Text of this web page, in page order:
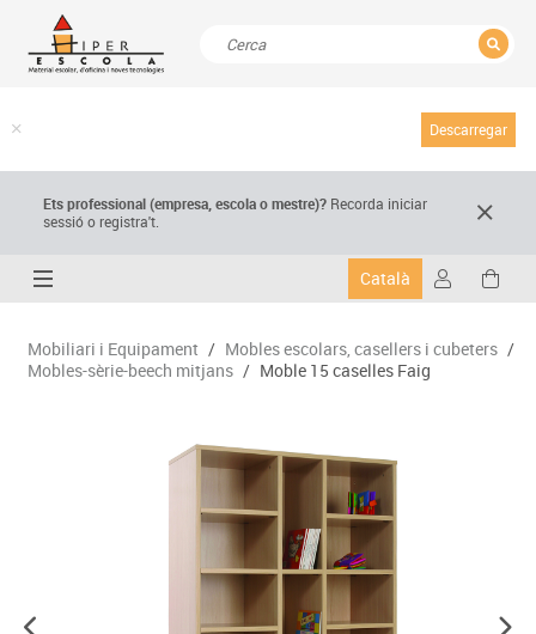
Descarregar
Ets professional (empresa,escola o mestre)? Recorda iniciar
sessió o registra't.
Català
Mobiliari i Equipament / Mobles escolars, casellers i cubeters /
Mobles-sèrie-beech mitjans / Moble 15 caselles Faig